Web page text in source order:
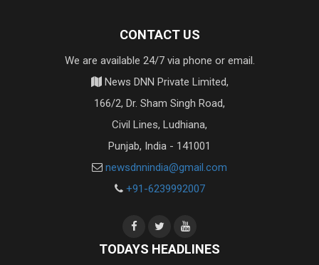
CONTACT US
We are available 24/7 via phone or email.
News DNN Private Limited,
166/2, Dr. Sham Singh Road,
Civil Lines, Ludhiana,
Punjab, India - 141001
newsdnnindia@gmail.com
+91-6239992007
TODAYS HEADLINES